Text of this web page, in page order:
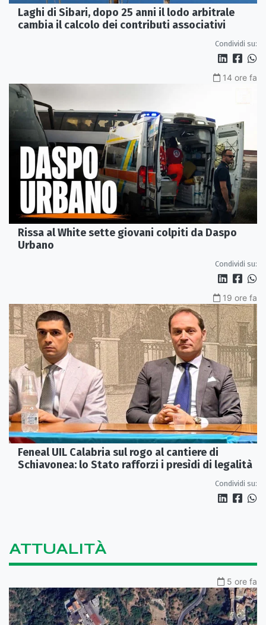
Laghi di Sibari, dopo 25 anni il lodo arbitrale
cambia il calcolo dei contributi associativi
Condividi su:
14 ore fa
Rissa al White sette giovani colpiti da Daspo
Urbano
Condividi su:
19 ore fa
Feneal UIL Calabria sul rogo al cantiere di
Schiavonea: lo Stato rafforzi i presìdi di legalità
Condividi su:
ATTUALITÀ
5 ore fa